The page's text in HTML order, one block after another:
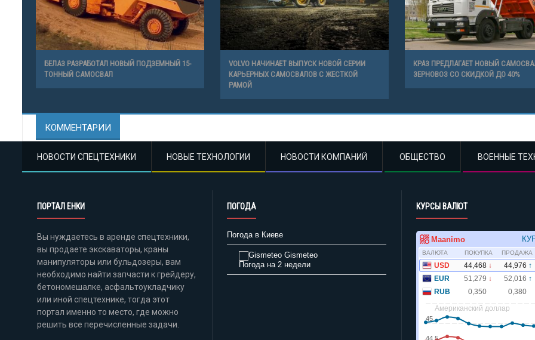
БЕЛАЗ РАЗРАБОТАЛ НОВЫЙ ПОДЗЕМНЫЙ 15-
ТОННЫЙ САМОСВАЛ
VOLVO НАЧИНАЕТ ВЫПУСК НОВОЙ СЕРИИ
КАРЬЕРНЫХ САМОСВАЛОВ С ЖЕСТКОЙ
РАМОЙ
КРАЗ ПРЕДЛАГАЕТ НОВЫЙ
ЗЕРНОВОЗ СО СКИДКОЙ ДО 40%
КОММЕНТАРИИ
НОВОСТИ СПЕЦТЕХНИКИ НОВЫЕ ТЕХНОЛОГИИ НОВОСТИ КОМПАНИЙ ОБЩЕСТВО ВОЕННЫЕ
ПОРТАЛ ЕНКИ
Вы нуждаетесь в аренде спецтехники,
вы продаете экскаваторы, краны
манипуляторы или бульдозеры, вам
необходимо найти запчасти к грейдеру,
бетономешалке, асфальтоукладчику
или иной спецтехнике, тогда этот
портал именно то место, где можно
решить все перечисленные задачи.
ПОГОДА
Погода в Киеве
Gismeteo
Погода на 2 недели
КУРСЫ ВАЛЮТ